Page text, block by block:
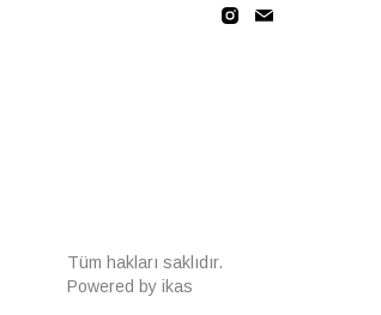
Tüm hakları saklıdır.
Powered by ikas